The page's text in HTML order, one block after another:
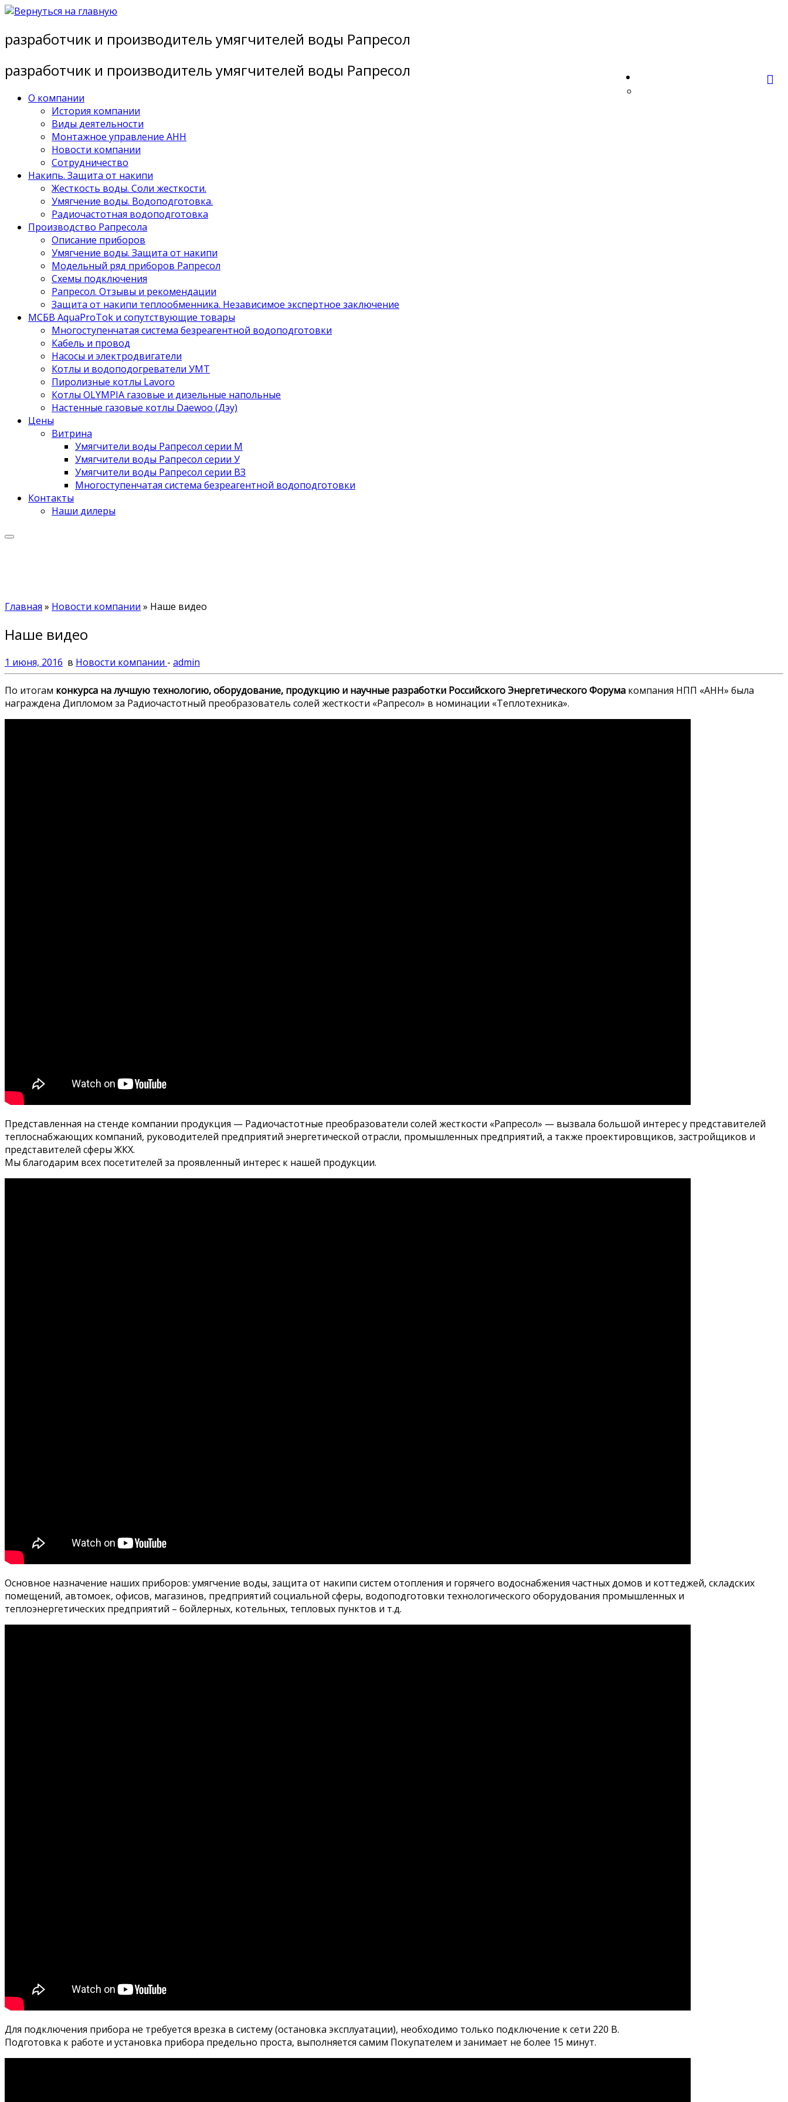
Перейти
содержимому
разработчик и производитель умягчителей воды Рапресол
разработчик и производитель умягчителей воды Рапресол
О компании
История компании
Виды деятельности
Монтажное управление АНН
Новости компании
Сотрудничество
Накипь. Защита от накипи
Жесткость воды. Соли жесткости.
Умягчение воды. Водоподготовка.
Радиочастотная водоподготовка
Производство Рапресола
Описание приборов
Умягчение воды. Защита от накипи
Модельный ряд приборов Рапресол
Схемы подключения
Рапресол. Отзывы и рекомендации
Защита от накипи теплообменника. Независимое экспертное заключение
МСБВ AquaProTok и сопутствующие товары
Многоступенчатая система безреагентной водоподготовки
Кабель и провод
Насосы и электродвигатели
Котлы и водоподогреватели УМТ
Пиролизные котлы Lavoro
Котлы OLYMPIA газовые и дизельные напольные
Настенные газовые котлы Daewoo (Дэу)
Цены
Витрина
Умягчители воды Рапресол серии М
Умягчители воды Рапресол серии У
Умягчители воды Рапресол серии ВЗ
Многоступенчатая система безреагентной водоподготовки
Контакты
Наши дилеры
Главная » Новости компании » Наше видео
Наше видео
1 июня, 2016 в Новости компании - admin
По итогам конкурса на лучшую технологию, оборудование, продукцию и научные разработки Российского Энергетического Форума компания НПП «АНН» была
награждена Дипломом за Радиочастотный преобразователь солей жесткости «Рапресол» в номинации «Теплотехника».
Представленная на стенде компании продукция — Радиочастотные преобразователи солей жесткости «Рапресол» — вызвала большой интерес у представителей
теплоснабжающих компаний, руководителей предприятий энергетической отрасли, промышленных предприятий, а также проектировщиков, застройщиков и
представителей сферы ЖКХ.
Мы благодарим всех посетителей за проявленный интерес к нашей продукции.
Основное назначение наших приборов: умягчение воды, защита от накипи систем отопления и горячего водоснабжения частных домов и коттеджей, складских
помещений, автомоек, офисов, магазинов, предприятий социальной сферы, водоподготовки технологического оборудования промышленных и
теплоэнергетических предприятий – бойлерных, котельных, тепловых пунктов и т.д.
Для подключения прибора не требуется врезка в систему (остановка эксплуатации), необходимо только подключение к сети 220 В.
Подготовка к работе и установка прибора предельно проста, выполняется самим Покупателем и занимает не более 15 минут.